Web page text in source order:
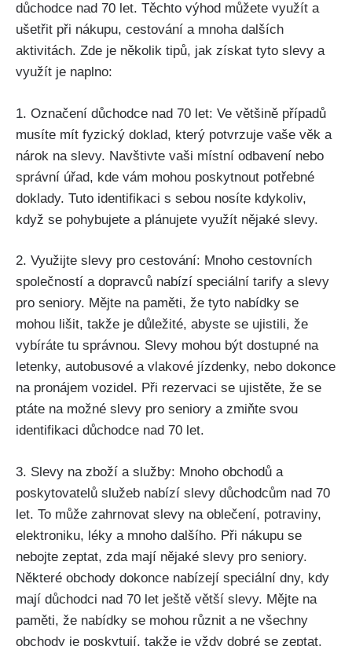
důchodce nad 70 let. Těchto výhod můžete využít a
ušetřit při nákupu, cestování a mnoha dalších
aktivitách. Zde je několik tipů, jak získat tyto slevy a
využít je naplno:
1. Označení důchodce nad 70 let: Ve většině případů
musíte mít fyzický doklad, který potvrzuje vaše věk a
nárok na slevy. Navštivte vaši místní odbavení nebo
správní úřad, kde vám mohou poskytnout potřebné
doklady. Tuto identifikaci s sebou nosíte kdykoliv,
když se pohybujete a plánujete využít nějaké slevy.
2. Využijte slevy pro cestování: Mnoho cestovních
společností a dopravců nabízí speciální tarify a slevy
pro seniory. Mějte na paměti, že tyto nabídky se
mohou lišit, takže je důležité, abyste se ujistili, že
vybíráte tu správnou. Slevy mohou být dostupné na
letenky, autobusové a vlakové jízdenky, nebo dokonce
na pronájem vozidel. Při rezervaci se ujistěte, že se
ptáte na možné slevy pro seniory a zmiňte svou
identifikaci důchodce nad 70 let.
3. Slevy na zboží a služby: Mnoho obchodů a
poskytovatelů služeb nabízí slevy důchodcům nad 70
let. To může zahrnovat slevy na oblečení, potraviny,
elektroniku, léky a mnoho dalšího. Při nákupu se
nebojte zeptat, zda mají nějaké slevy pro seniory.
Některé obchody dokonce nabízejí speciální dny, kdy
mají důchodci nad 70 let ještě větší slevy. Mějte na
paměti, že nabídky se mohou různit a ne všechny
obchody je poskytují, takže je vždy dobré se zeptat.